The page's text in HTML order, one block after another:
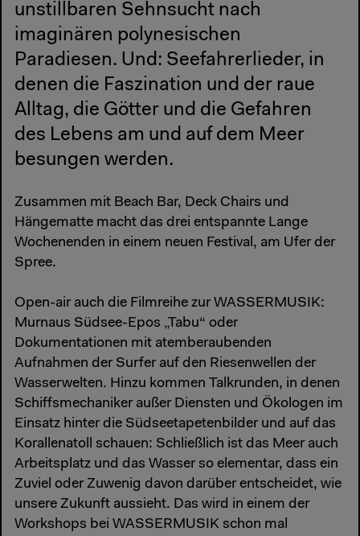
unstillbaren Sehnsucht nach
imaginären polynesischen
Paradiesen. Und: Seefahrerlieder, in
denen die Faszination und der raue
Alltag, die Götter und die Gefahren
des Lebens am und auf dem Meer
besungen werden.
Zusammen mit Beach Bar, Deck Chairs und
Hängematte macht das drei entspannte Lange
Wochenenden in einem neuen Festival, am Ufer der
Spree.
Open-air auch die Filmreihe zur WASSERMUSIK:
Murnaus Südsee-Epos „Tabu“ oder
Dokumentationen mit atemberaubenden
Aufnahmen der Surfer auf den Riesenwellen der
Wasserwelten. Hinzu kommen Talkrunden, in denen
Schiffsmechaniker außer Diensten und Ökologen im
Einsatz hinter die Südseetapetenbilder und auf das
Korallenatoll schauen: Schließlich ist das Meer auch
Arbeitsplatz und das Wasser so elementar, dass ein
Zuviel oder Zuwenig davon darüber entscheidet, wie
unsere Zukunft aussieht. Das wird in einem der
Workshops bei WASSERMUSIK schon mal